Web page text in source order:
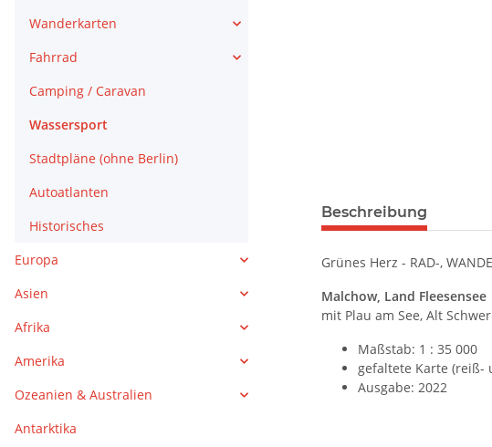
weitere Registerkarten
Beschreibung
Grünes Herz - RAD-,
Malchow, Land Fleesensee
mit Plau am See, Alt
Maßstab: 1 : 35 000
gefaltete Karte (reiß-
Ausgabe: 2022
Wanderkarten
Fahrrad
Camping / Caravan
Wassersport
Stadtpläne (ohne Berlin)
Autoatlanten
Historisches
Europa
Asien
Afrika
Amerika
Ozeanien & Australien
Antarktika